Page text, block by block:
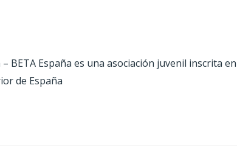
España es una asociación juvenil inscrita en
de España